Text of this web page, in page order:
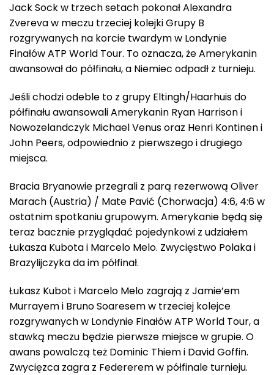
Jack Sock w trzech setach pokonał Alexandra
Zvereva w meczu trzeciej kolejki Grupy B
rozgrywanych na korcie twardym w Londynie
Finałów ATP World Tour. To oznacza, że Amerykanin
awansował do półfinału, a Niemiec odpadł z turnieju.
Jeśli chodzi odeble to z grupy Eltingh/Haarhuis do
półfinału awansowali Amerykanin Ryan Harrison i
Nowozelandczyk Michael Venus oraz Henri Kontinen i
John Peers, odpowiednio z pierwszego i drugiego
miejsca.
Bracia Bryanowie przegrali z parą rezerwową Oliver
Marach (Austria) / Mate Pavić (Chorwacja) 4:6, 4:6 w
ostatnim spotkaniu grupowym. Amerykanie będą się
teraz bacznie przyglądać pojedynkowi z udziałem
Łukasza Kubota i Marcelo Melo. Zwycięstwo Polaka i
Brazylijczyka da im półfinał.
Łukasz Kubot i Marcelo Melo zagrają z Jamie’em
Murrayem i Bruno Soaresem w trzeciej kolejce
rozgrywanych w Londynie Finałów ATP World Tour, a
stawką meczu będzie pierwsze miejsce w grupie. O
awans powalczą też Dominic Thiem i David Goffin.
Zwycięzca zagra z Federerem w półfinale turnieju.